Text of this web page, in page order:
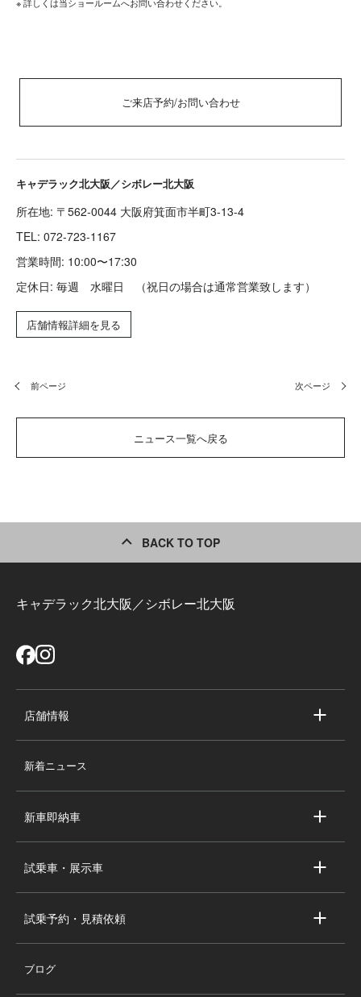
ご来店予約/お問い合わせ
キャデラック北大阪／シボレー北大阪
所在地: 〒562-0044 大阪府箕面市半町3-13-4
TEL: 072-723-1167
営業時間: 10:00〜17:30
定休日: 毎週 水曜日 （祝日の場合は通常営業致します）
店舗情報詳細を見る
前ページ 次ページ
ニュース一覧へ戻る
BACK TO TOP
キャデラック北大阪／シボレー北大阪
店舗情報
スタッフ紹介
新着ニュース
新車即納車
シボレー新車即納車
試乗車・展示車
シボレー試乗車・展示車
試乗予約・見積依頼
試乗予約
ブログ